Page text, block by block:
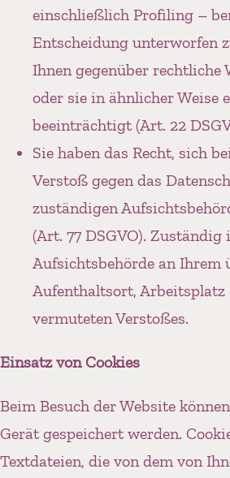
einschließlich Profiling –
Entscheidung unterworfen
Ihnen gegenüber
oder sie in ähnlicher Weise
beeinträchtigt (Art. 22
Sie haben das Recht, sich
Verstoß gegen das
zuständigen
(Art. 77 DSGVO). Zuständig
Aufsichtsbehörde an Ihrem
Aufenthaltsort, Arbeitsplatz
vermuteten Verstoßes.
Einsatz von Cookies
Beim Besuch der Website
Gerät gespeichert werden.
Textdateien, die von dem von